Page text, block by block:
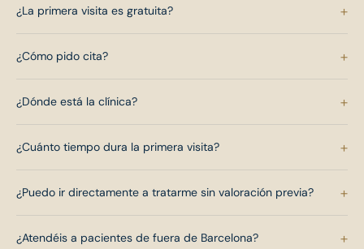
¿La primera visita es gratuita? +
¿Cómo pido cita? +
¿Dónde está la clínica? +
¿Cuánto tiempo dura la primera visita? +
¿Puedo ir directamente a tratarme sin valoración previa? +
¿Atendéis a pacientes de fuera de Barcelona? +